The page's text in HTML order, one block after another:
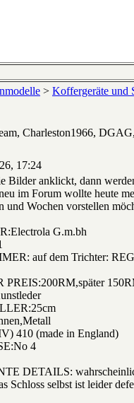
> Koffergeräte und
Charleston1966,
17:24
Bilder anklickt, dann
im Forum wollte heute
und Wochen vorstellen
G.m.bh
auf dem Trichter:
410 (made in England)
4
DETAILS:
Schloss selbst ist leider